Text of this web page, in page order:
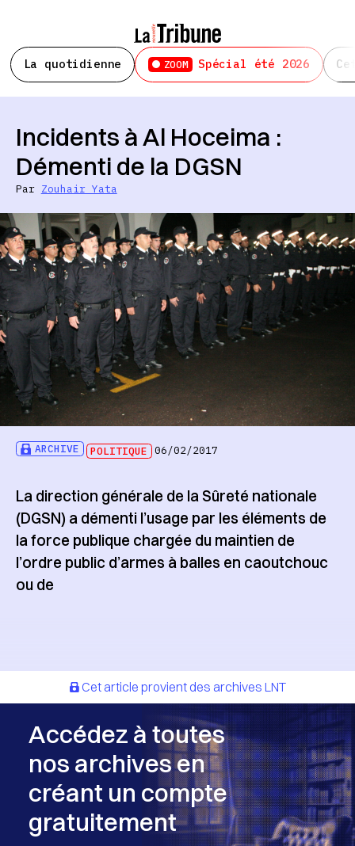
La quotidienne ZOOM Spécial été 2026
ARCHIVE POLITIQUE 06/02/2017
Incidents à Al Hoceima :
Démenti de la DGSN
Par Zouhair Yata
La direction générale de la Sûreté nationale
(DGSN) a démenti l’usage par les éléments de
la force publique chargée du maintien de
l’ordre public d’armes à balles en caoutchouc
ou de
Cet article provient des archives LNT
Accédez à toutes
nos archives en
créant un compte
gratuitement